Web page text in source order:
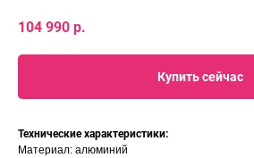
104 990 р.
Купить сейчас
Технические характеристики:
Материал: алюминий